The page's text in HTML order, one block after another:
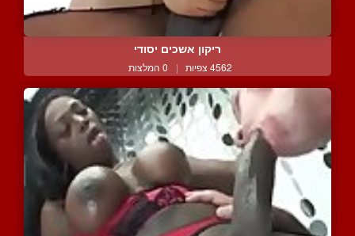
ריקון אשכים יסודי
4562 צפיות | 0 המלצות